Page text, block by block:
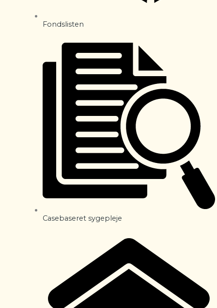
Fondslisten
Casebaseret sygepleje